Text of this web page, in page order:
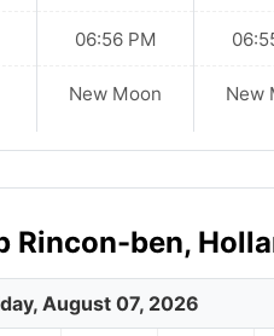
06:56 PM
New Moon New
ben,
August 07, 2026